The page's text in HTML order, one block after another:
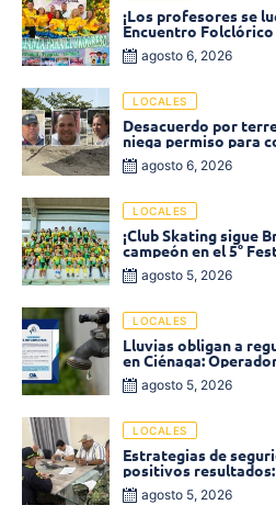
¡Los profesores se
Encuentro
2026 en Ciénaga
agosto 6, 2026
LOCALES
Desacuerdo por
niega permiso para
agosto 6, 2026
LOCALES
¡Club Skating sigue
campeón en el 5°
«Soledad sobre
agosto 5, 2026
LOCALES
Lluvias obligan a
en Ciénaga:
baja presión en
agosto 5, 2026
LOCALES
Estrategias de
positivos
disminuyó un 58% en
agosto 5, 2026